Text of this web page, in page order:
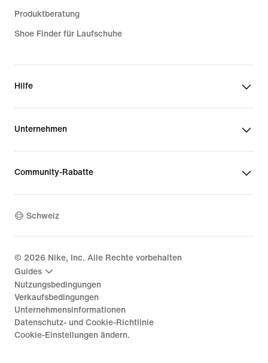
Produktberatung
Shoe Finder für Laufschuhe
Hilfe
Unternehmen
Community-Rabatte
Schweiz
© 2026 Nike, Inc. Alle Rechte vorbehalten
Guides
Nutzungsbedingungen
Verkaufsbedingungen
Unternehmensinformationen
Datenschutz- und Cookie-Richtlinie
Cookie-Einstellungen ändern.